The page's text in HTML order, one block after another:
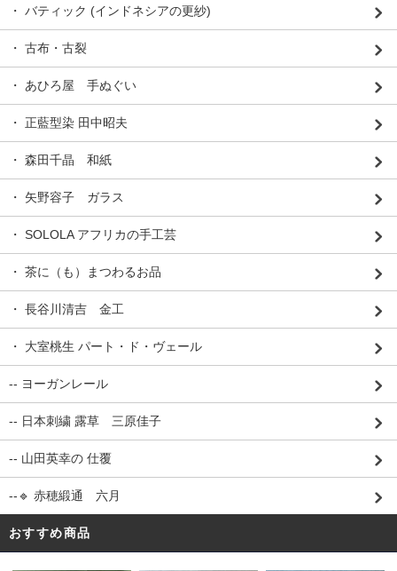
・ バティック (インドネシアの更紗)
・ 古布・古裂
・ あひろ屋 手ぬぐい
・ 正藍型染 田中昭夫
・ 森田千晶 和紙
・ 矢野容子 ガラス
・ SOLOLA アフリカの手工芸
・ 茶に（も）まつわるお品
・ 長谷川清吉 金工
・ 大室桃生 パート・ド・ヴェール
-- ヨーガンレール
-- 日本刺繍 露草 三原佳子
-- 山田英幸の 仕覆
--🔹 赤穂緞通 六月
おすすめ商品